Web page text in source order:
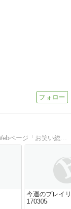
Webページ「お笑い総合大学」のブログ版Webページ「お笑い総合大学」のブログ版、管理人教務部長のお笑い雑感日記
今週のプレイ
170305